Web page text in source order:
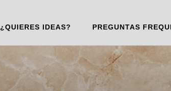
¿QUIERES IDEAS? PREGUNTAS